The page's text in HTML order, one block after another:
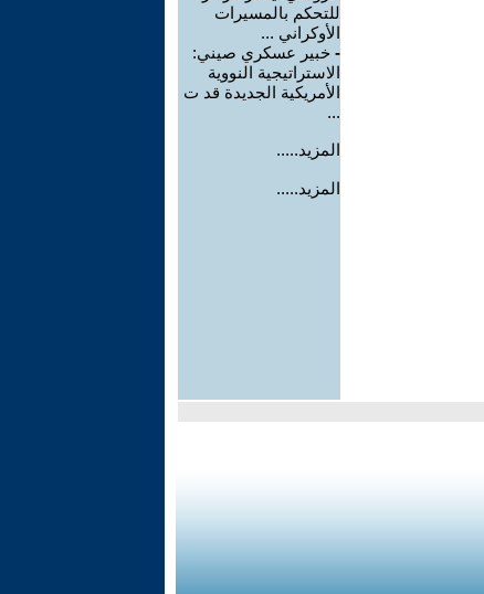
للتحكم بالمسيرات
الأوكراني ...
- خبير عسكري صيني:
الاستراتيجية النووية
الأمريكية الجديدة قد ت
...
المزيد.....
المزيد.....